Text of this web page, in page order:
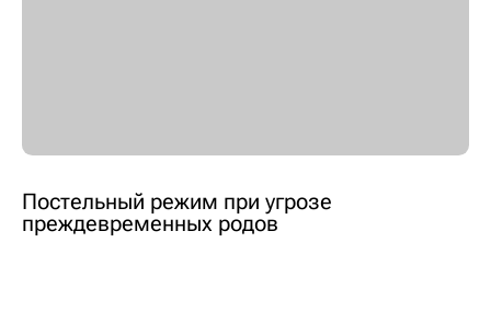
Постельный режим при угрозе
преждевременных родов